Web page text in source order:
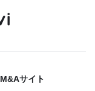
M&Aサイト